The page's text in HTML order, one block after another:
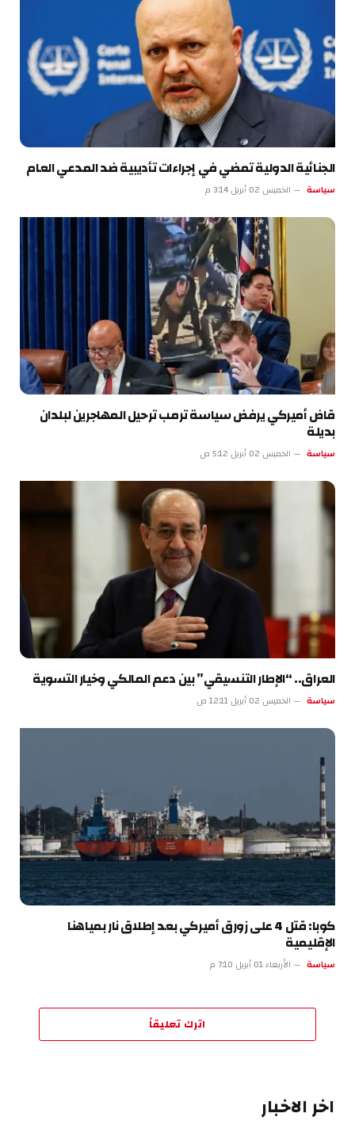
الجنائية الدولية تمضي في إجراءات تأديبية ضد المدعي العام
سياسة الخميس 02 أبريل 3:14 م
قاض أميركي يرفض سياسة ترمب ترحيل المهاجرين لبلدان
بديلة
سياسة الخميس 02 أبريل 5:12 ص
العراق.. “الإطار التنسيقي” بين دعم المالكي وخيار التسوية
سياسة الخميس 02 أبريل 12:11 ص
كوبا: قتل 4 على زورق أميركي بعد إطلاق نار بمياهنا
الإقليمية
سياسة الأربعاء 01 أبريل 7:10 م
اترك تعليقاً
اخر الاخبار